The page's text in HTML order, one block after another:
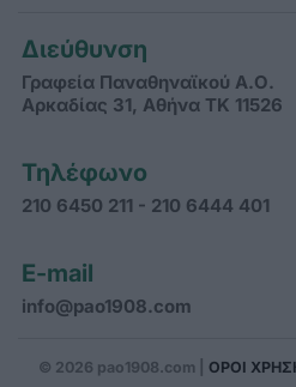
Διεύθυνση
Γραφεία Παναθηναϊκού Α.Ο.
Αρκαδίας 31, Αθήνα ΤΚ 11526
Τηλέφωνο
210 6450 211 - 210 6444 401
E-mail
info@pao1908.com
© 2026 pao1908.com | ΟΡΟΙ